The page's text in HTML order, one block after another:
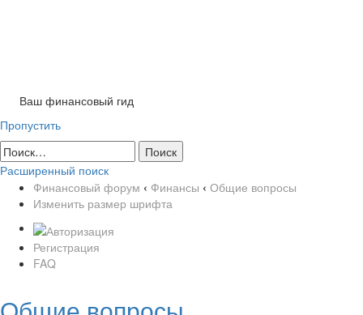
Ваш финансовый гид
Пропустить
Расширенный поиск
Финансовый форум ‹ Финансы ‹ Общие вопросы
Изменить размер шрифта
Регистрация
FAQ